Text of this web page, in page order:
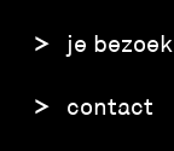
je bezoek
contact